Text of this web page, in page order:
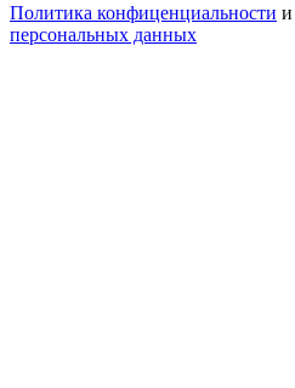
Политика конфиценциальности и
персональных данных